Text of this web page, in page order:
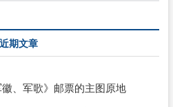
近期文章
徽、军歌》邮票的主图原地